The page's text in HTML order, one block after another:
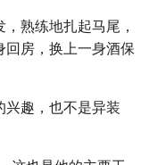
熟练地扎起马尾，
回房，换上一身酒保
兴趣，也不是异装